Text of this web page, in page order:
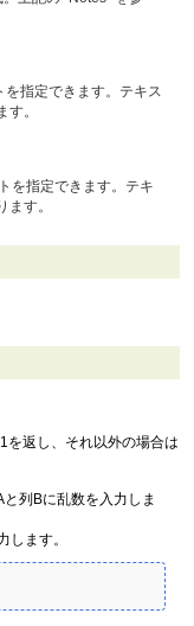
指定できます。テキス
。
を指定できます。テキ
す。
を返し、それ以外の場合は
列Bに乱数を入力しま
します。